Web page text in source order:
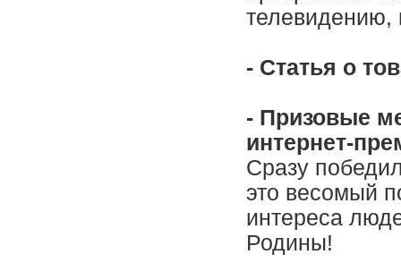
- Статья о
- Призовые
интернет-
Сразу
это весомый
интереса
Родины!